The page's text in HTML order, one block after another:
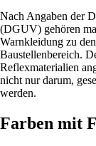
Nach Angaben der
(DGUV) gehören
Warnkleidung zu
Baustellenbereich.
Reflexmaterialien
nicht nur darum,
werden.
Farben mit